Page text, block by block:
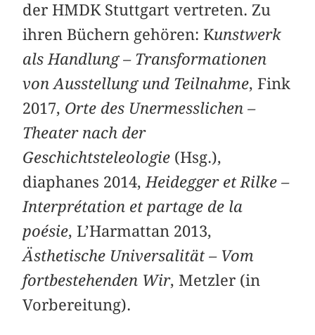
der HMDK Stuttgart vertreten. Zu
ihren Büchern gehören: Kunstwerk
als Handlung – Transformationen
von Ausstellung und Teilnahme, Fink
2017, Orte des Unermesslichen –
Theater nach der
Geschichtsteleologie (Hsg.),
diaphanes 2014,Heidegger et Rilke –
Interprétation et partage de la
poésie, L’Harmattan 2013,
Ästhetische Universalität – Vom
fortbestehenden Wir, Metzler (in
Vorbereitung).